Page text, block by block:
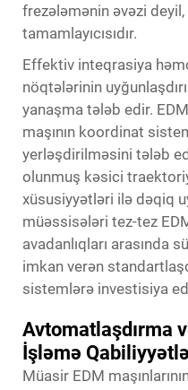
frezələmənin əvəzi
tamamlayıcısıdır.
Effektiv inteqrasiya
nöqtələrinin
yanaşma tələb edir. EDM
maşının koordinat
yerləşdirilməsini tələb
olunmuş kəsici
xüsusiyyətləri ilə dəqiq
müəssisələri tez-tez
avadanlıqları arasında
imkan verən
sistemlərə investisiya
Avtomatlaşdırma
İşləmə
Müasir EDM